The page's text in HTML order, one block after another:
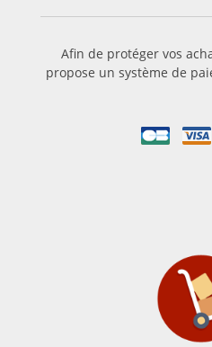
Afin de protéger vos
propose un système de